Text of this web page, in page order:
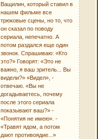
Ващилин, который ставил в
нашем фильме все
трюковые сцены, но то, что
он сказал по поводу
сериала, непечатно. А
потом раздался еще один
звонок. Спрашиваю: «Кто
это?» Говорят: «Это не
важно, я ваш зритель... Вы
видели?» «Видел», -
отвечаю. «Вы не
догадываетесь, почему
после этого сериала
показывают ваш?» -
«Понятия не имею». -
«Травят ядом, а потом
дают противоядие...»